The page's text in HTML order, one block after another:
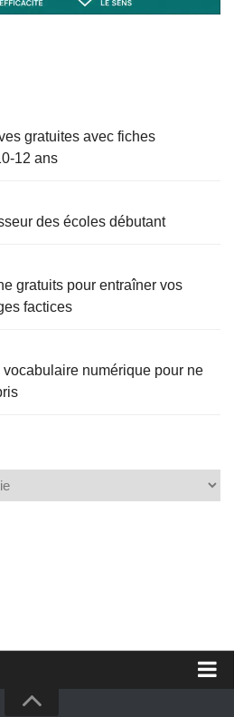
gratuites avec fiches
12 ans
des écoles débutant
gratuits pour entraîner vos
factices
numérique pour ne